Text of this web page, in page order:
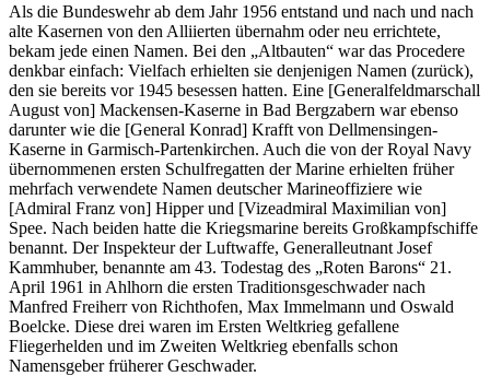
Als die Bundeswehr ab dem Jahr 1956 entstand und nach und nach
alte Kasernen von den Alliierten übernahm oder neu errichtete,
bekam jede einen Namen. Bei den „Altbauten“ war das Procedere
denkbar einfach: Vielfach erhielten sie denjenigen Namen (zurück),
den sie bereits vor 1945 besessen hatten. Eine [Generalfeldmarschall
August von] Mackensen-Kaserne in Bad Bergzabern war ebenso
darunter wie die [General Konrad] Krafft von Dellmensingen-
Kaserne in Garmisch-Partenkirchen. Auch die von der Royal Navy
übernommenen ersten Schulfregatten der Marine erhielten früher
mehrfach verwendete Namen deutscher Marineoffiziere wie
[Admiral Franz von] Hipper und [Vizeadmiral Maximilian von]
Spee. Nach beiden hatte die Kriegsmarine bereits Großkampfschiffe
benannt. Der Inspekteur der Luftwaffe, Generalleutnant Josef
Kammhuber, benannte am 43. Todestag des „Roten Barons“ 21.
April 1961 in Ahlhorn die ersten Traditionsgeschwader nach
Manfred Freiherr von Richthofen, Max Immelmann und Oswald
Boelcke. Diese drei waren im Ersten Weltkrieg gefallene
Fliegerhelden und im Zweiten Weltkrieg ebenfalls schon
Namensgeber früherer Geschwader.